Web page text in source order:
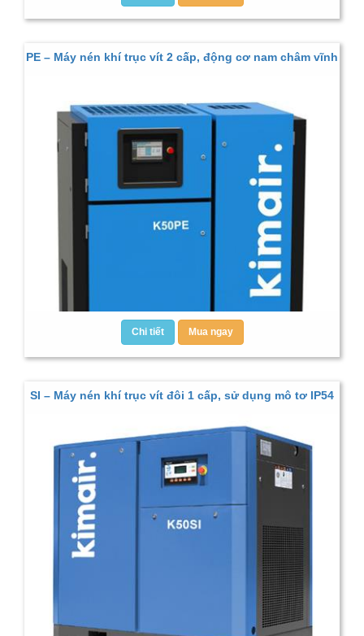
PE – Máy nén khí trục vít 2 cấp, động cơ nam châm vĩnh
Chi tiết Mua ngay
SI – Máy nén khí trục vít đôi 1 cấp, sử dụng mô tơ IP54